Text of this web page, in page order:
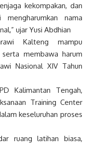
kekompakan, dan
nama
ujar Yusi Abdhian
Kalteng mampu
membawa harum
Nasional XIV Tahun
Kalimantan Tengah,
Training Center
keseluruhan proses
ruang latihan biasa,